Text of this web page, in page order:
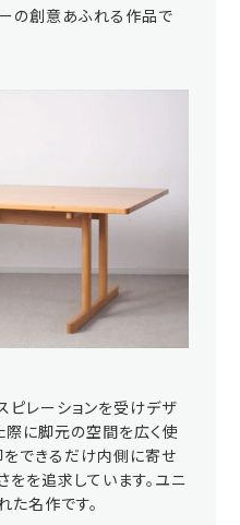
の創意あふれる作品で
ピレーションを受けデザ
際に脚元の空間を広く使
できるだけ内側に寄せ
をを追求しています。ユニ
た名作です。